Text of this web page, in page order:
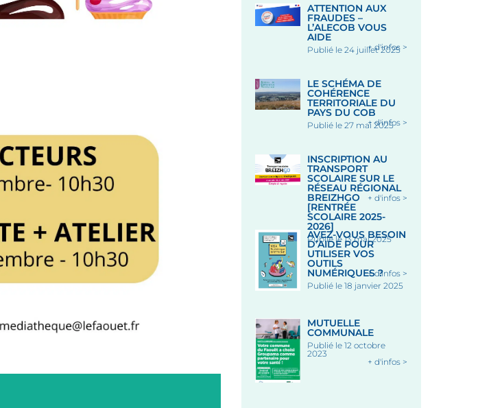
ATTENTION AUX
FRAUDES –
L’ALECOB VOUS
AIDE
Publié le 24 juillet 2025
+ d'infos >
LE SCHÉMA DE
COHÉRENCE
TERRITORIALE DU
PAYS DU COB
Publié le 27 mai 2025
+ d'infos >
INSCRIPTION AU
TRANSPORT
SCOLAIRE SUR LE
RÉSEAU RÉGIONAL
BREIZHGO
[RENTRÉE
SCOLAIRE 2025-
2026]
Publié le 13 mai 2025
+ d'infos >
AVEZ-VOUS BESOIN
D’AIDE POUR
UTILISER VOS
OUTILS
NUMÉRIQUES ?
Publié le 18 janvier 2025
+ d'infos >
MUTUELLE
COMMUNALE
Publié le 12 octobre
2023
+ d'infos >